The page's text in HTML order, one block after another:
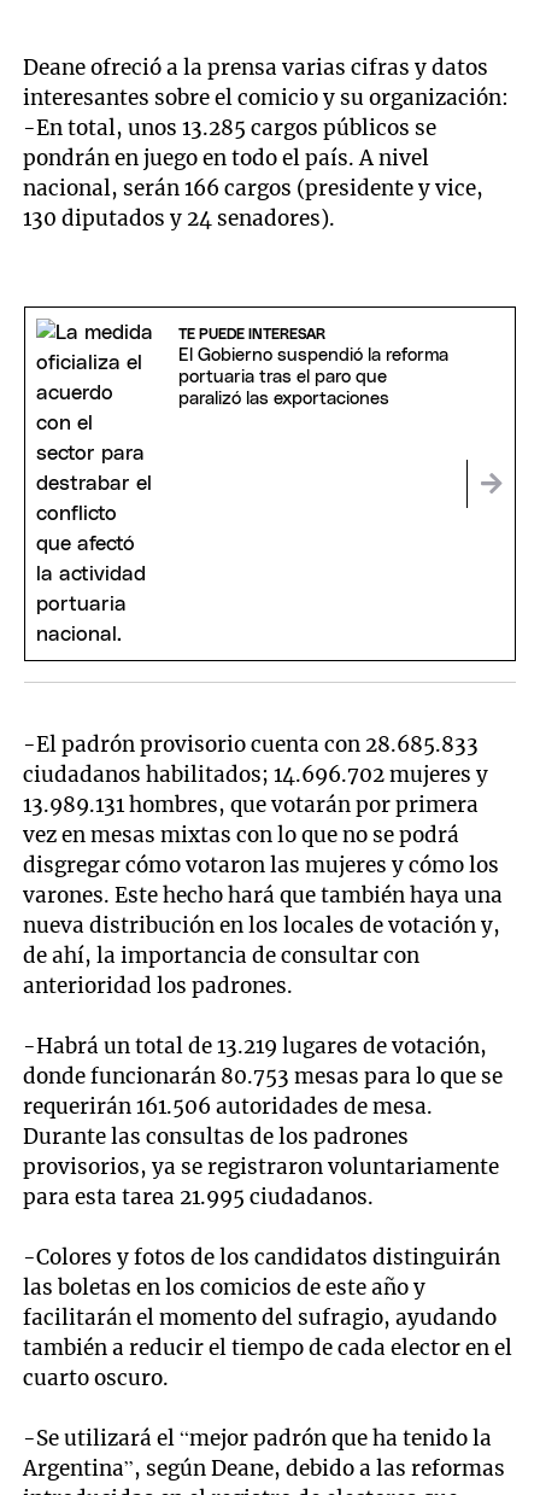
Deane ofreció a la prensa varias cifras y datos
interesantes sobre el comicio y su organización:
-En total, unos 13.285 cargos públicos se
pondrán en juego en todo el país. A nivel
nacional, serán 166 cargos (presidente y vice,
130 diputados y 24 senadores).
TE PUEDE INTERESAR
El Gobierno suspendió la reforma
portuaria tras el paro que
paralizó las exportaciones
-El padrón provisorio cuenta con 28.685.833
ciudadanos habilitados; 14.696.702 mujeres y
13.989.131 hombres, que votarán por primera
vez en mesas mixtas con lo que no se podrá
disgregar cómo votaron las mujeres y cómo los
varones. Este hecho hará que también haya una
nueva distribución en los locales de votación y,
de ahí, la importancia de consultar con
anterioridad los padrones.
-Habrá un total de 13.219 lugares de votación,
donde funcionarán 80.753 mesas para lo que se
requerirán 161.506 autoridades de mesa.
Durante las consultas de los padrones
provisorios, ya se registraron voluntariamente
para esta tarea 21.995 ciudadanos.
-Colores y fotos de los candidatos distinguirán
las boletas en los comicios de este año y
facilitarán el momento del sufragio, ayudando
también a reducir el tiempo de cada elector en el
cuarto oscuro.
-Se utilizará el “mejor padrón que ha tenido la
Argentina”, según Deane, debido a las reformas